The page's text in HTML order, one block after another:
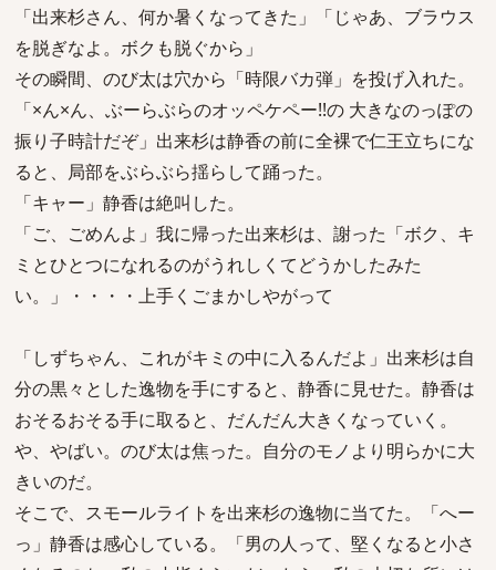
「出来杉さん、何か暑くなってきた」「じゃあ、ブラウス
を脱ぎなよ。ボクも脱ぐから」
その瞬間、のび太は穴から「時限バカ弾」を投げ入れた。
「×ん×ん、ぶーらぶらのオッペケペー!!の 大きなのっぽの
振り子時計だぞ」出来杉は静香の前に全裸で仁王立ちにな
ると、局部をぶらぶら揺らして踊った。
「キャー」静香は絶叫した。
「ご、ごめんよ」我に帰った出来杉は、謝った「ボク、キ
ミとひとつになれるのがうれしくてどうかしたみた
い。」・・・・上手くごまかしやがって
「しずちゃん、これがキミの中に入るんだよ」出来杉は自
分の黒々とした逸物を手にすると、静香に見せた。静香は
おそるおそる手に取ると、だんだん大きくなっていく。
や、やばい。のび太は焦った。自分のモノより明らかに大
きいのだ。
そこで、スモールライトを出来杉の逸物に当てた。「へー
っ」静香は感心している。「男の人って、堅くなると小さ